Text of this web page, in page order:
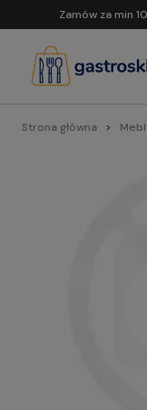
Zamów za min
Strona główna